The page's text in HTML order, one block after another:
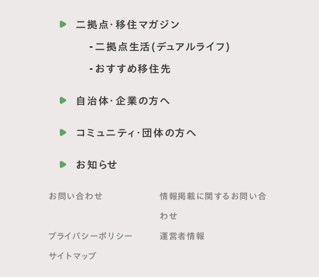
二拠点・移住マガジン
二拠点生活(デュアルライフ)
おすすめ移住先
自治体・企業の方へ
コミュニティ・団体の方へ
お知らせ
お問い合わせ 情報掲載に関する お問い合
わせ
プライバシーポリシー 運営者情報
サイトマップ